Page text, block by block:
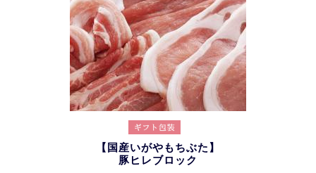
【国産いがやもちぶた】
豚ヒレブロック